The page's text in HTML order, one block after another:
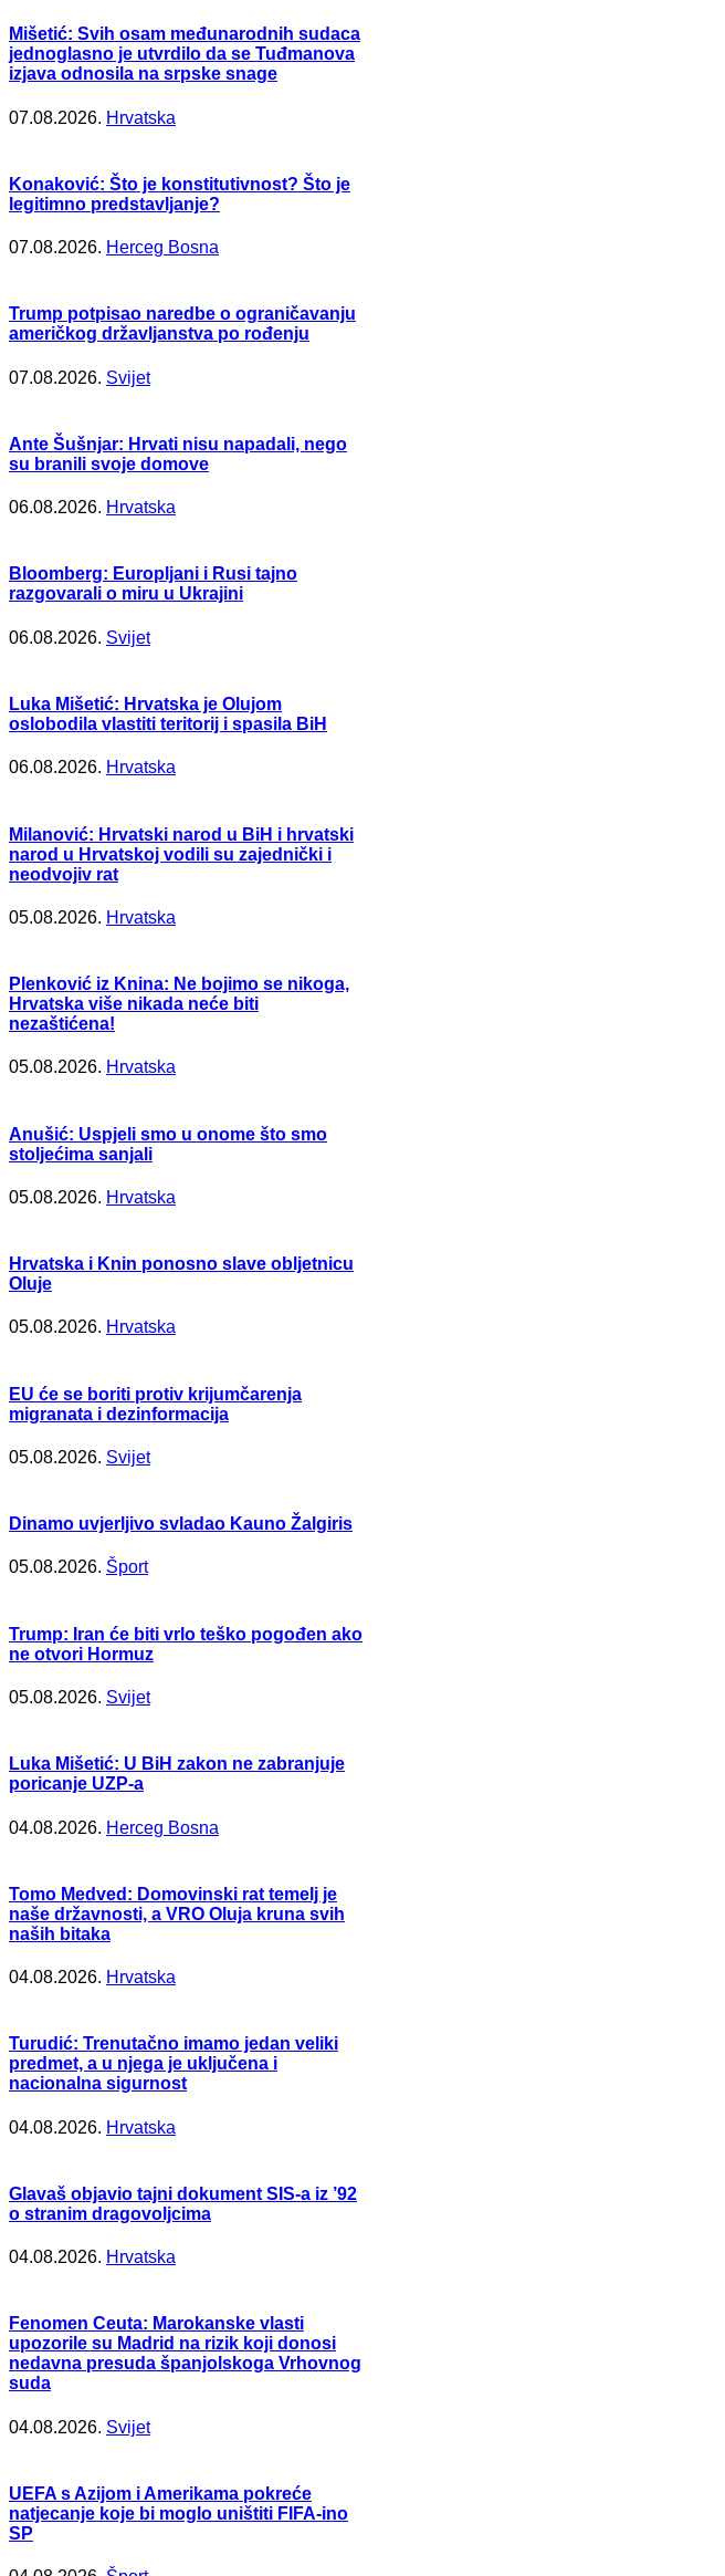
Mišetić: Svih osam međunarodnih sudaca
jednoglasno je utvrdilo da se Tuđmanova
izjava odnosila na srpske snage
07.08.2026. Hrvatska
Konaković: Što je konstitutivnost? Što je
legitimno predstavljanje?
07.08.2026. Herceg Bosna
Trump potpisao naredbe o ograničavanju
američkog državljanstva po rođenju
07.08.2026. Svijet
Ante Šušnjar: Hrvati nisu napadali, nego
su branili svoje domove
06.08.2026. Hrvatska
Bloomberg: Europljani i Rusi tajno
razgovarali o miru u Ukrajini
06.08.2026. Svijet
Luka Mišetić: Hrvatska je Olujom
oslobodila vlastiti teritorij i spasila BiH
06.08.2026. Hrvatska
Milanović: Hrvatski narod u BiH i hrvatski
narod u Hrvatskoj vodili su zajednički i
neodvojiv rat
05.08.2026. Hrvatska
Plenković iz Knina: Ne bojimo se nikoga,
Hrvatska više nikada neće biti
nezaštićena!
05.08.2026. Hrvatska
Anušić: Uspjeli smo u onome što smo
stoljećima sanjali
05.08.2026. Hrvatska
Hrvatska i Knin ponosno slave obljetnicu
Oluje
05.08.2026. Hrvatska
EU će se boriti protiv krijumčarenja
migranata i dezinformacija
05.08.2026. Svijet
Dinamo uvjerljivo svladao Kauno Žalgiris
05.08.2026. Šport
Trump: Iran će biti vrlo teško pogođen ako
ne otvori Hormuz
05.08.2026. Svijet
Luka Mišetić: U BiH zakon ne zabranjuje
poricanje UZP-a
04.08.2026. Herceg Bosna
Tomo Medved: Domovinski rat temelj je
naše državnosti, a VRO Oluja kruna svih
naših bitaka
04.08.2026. Hrvatska
Turudić: Trenutačno imamo jedan veliki
predmet, a u njega je uključena i
nacionalna sigurnost
04.08.2026. Hrvatska
Glavaš objavio tajni dokument SIS-a iz ’92
o stranim dragovoljcima
04.08.2026. Hrvatska
Fenomen Ceuta: Marokanske vlasti
upozorile su Madrid na rizik koji donosi
nedavna presuda španjolskoga Vrhovnog
suda
04.08.2026. Svijet
UEFA s Azijom i Amerikama pokreće
natjecanje koje bi moglo uništiti FIFA-ino
SP